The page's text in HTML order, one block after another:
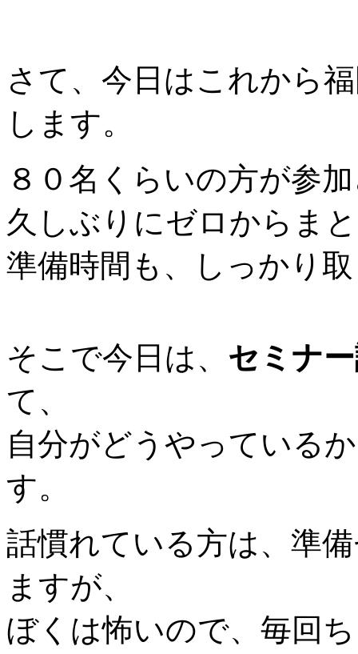
さて、今日はこれから
します。
８０名くらいの方が参
久しぶりにゼロからま
準備時間も、しっかり
そこで今日は、 セミナ
て、
自分がどうやっている
す。
話慣れている方は、準
ますが、
ぼくは怖いので、毎回